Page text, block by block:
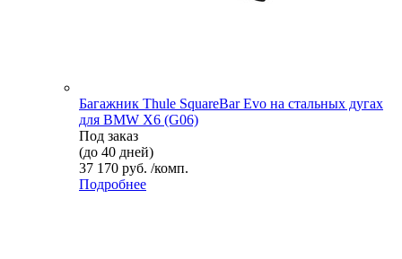
Багажник Thule SquareBar Evo на стальных дугах
для BMW X6 (G06)
Под заказ
(до 40 дней)
37 170 руб. /комп.
Подробнее